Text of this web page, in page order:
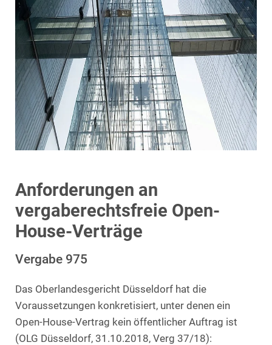
Anforderungen an
vergaberechtsfreie Open-
House-Verträge
Vergabe 975
Das Oberlandesgericht Düsseldorf hat die
Voraussetzungen konkretisiert, unter denen ein
Open-House-Vertrag kein öffentlicher Auftrag ist
(OLG Düsseldorf, 31.10.2018, Verg 37/18):